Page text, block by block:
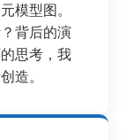
模型图。
背后的演
思考，我
造。